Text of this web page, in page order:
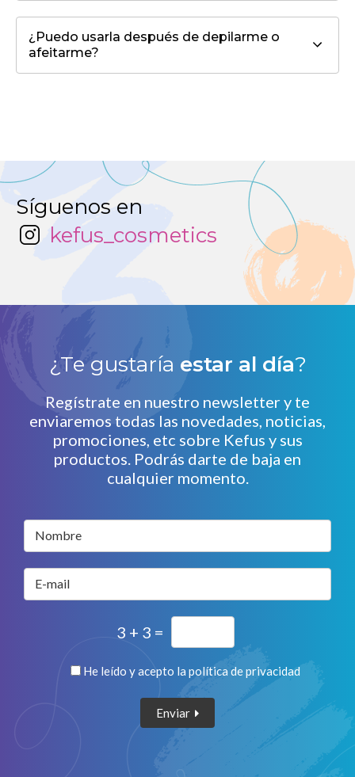
¿Puedo usarla después de depilarme o
afeitarme?
Síguenos en
kefus_cosmetics
¿Te gustaría estar al día?
Regístrate en nuestro newsletter y te
enviaremos todas las novedades, noticias,
promociones, etc sobre Kefus y sus
productos. Podrás darte de baja en
cualquier momento.
Nombre
E-mail
3 + 3 =
He leído y acepto la política de privacidad
Enviar